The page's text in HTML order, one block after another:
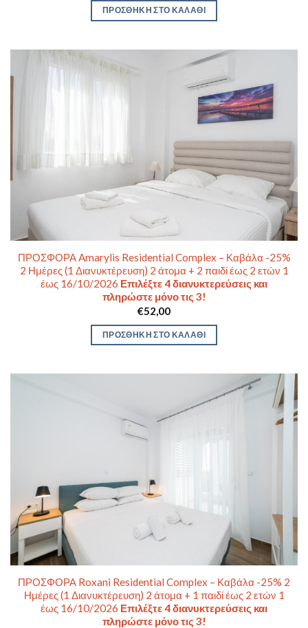
ΠΡΟΣΘΉΚΗ ΣΤΟ ΚΑΛΆΘΙ
ΠΡΟΣΦΟΡΑ Amarylis Residential Complex – Καβάλα -25%
2 Ημέρες (1 Διανυκτέρευση) 2 άτομα + 2 παιδί έως 2 ετών 1
έως 16/10/2026 Επιλέξτε 4 διανυκτερεύσεις και
πληρώστε μόνο τις 3!
€52,00
ΠΡΟΣΘΉΚΗ ΣΤΟ ΚΑΛΆΘΙ
ΠΡΟΣΦΟΡΑ Roxani Residential Complex – Καβάλα -25% 2
Ημέρες (1 Διανυκτέρευση) 2 άτομα + 1 παιδί έως 2 ετών 1
έως 16/10/2026 Επιλέξτε 4 διανυκτερεύσεις και
πληρώστε μόνο τις 3!